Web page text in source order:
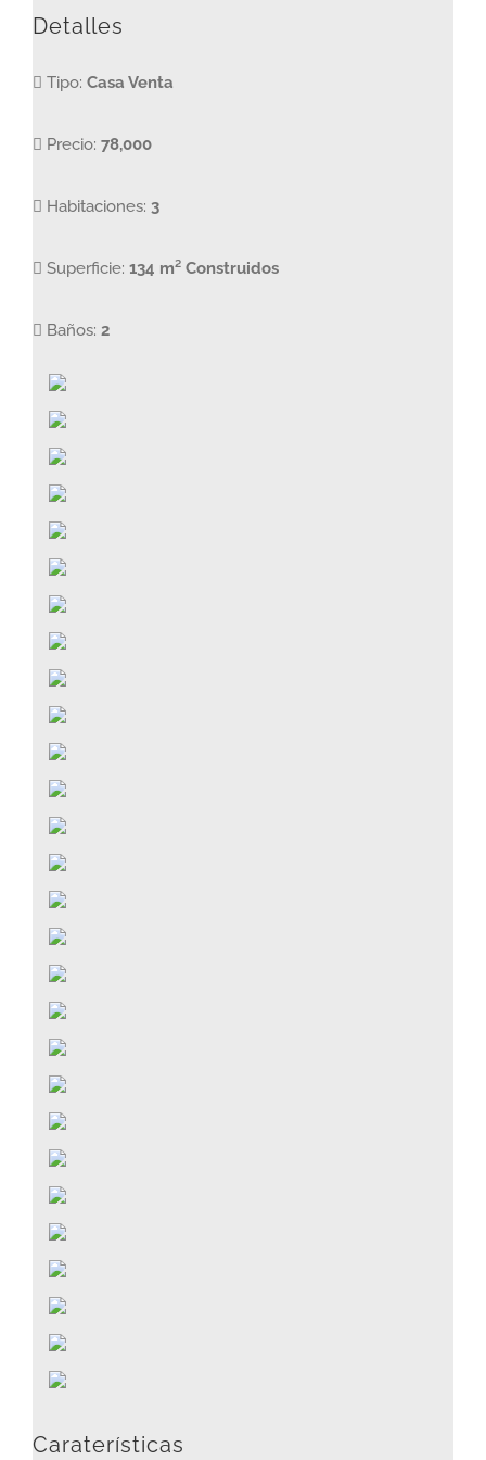
Detalles
Tipo: Casa Venta
Precio: 78,000
Habitaciones: 3
Superficie: 134 m² Construidos
Baños: 2
Caraterísticas